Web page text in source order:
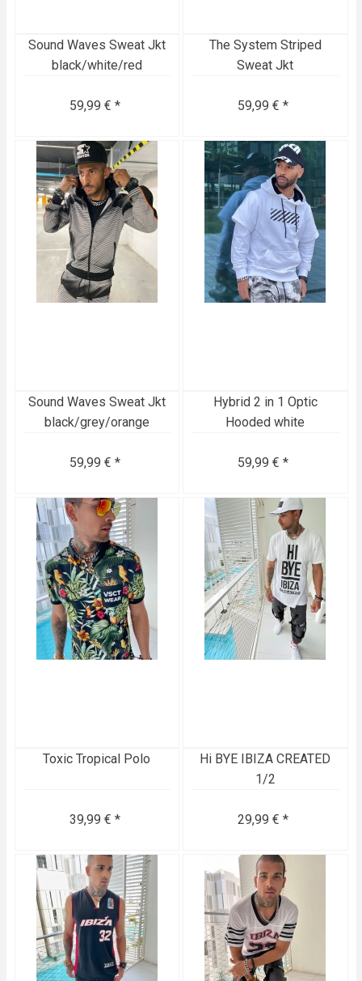
Sound Waves Sweat Jkt
black/white/red
59,99 € *
The System Striped
Sweat Jkt
59,99 € *
Sound Waves Sweat Jkt
black/grey/orange
59,99 € *
Hybrid 2 in 1 Optic
Hooded white
59,99 € *
Toxic Tropical Polo
39,99 € *
Hi BYE IBIZA CREATED
1/2
29,99 € *